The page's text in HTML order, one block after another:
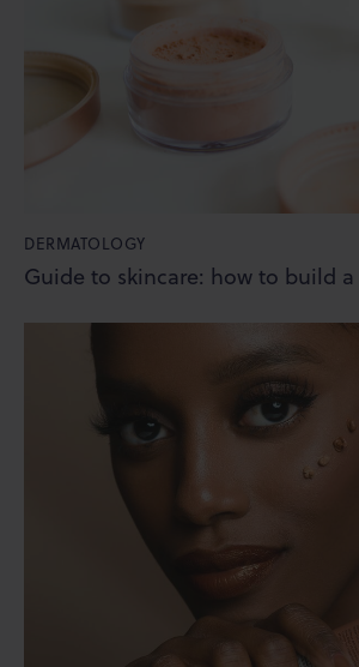
DERMATOLOGY
Guide to skincare: how to build